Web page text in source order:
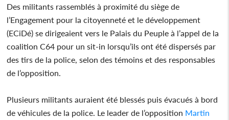
Des militants rassemblés à proximité du siège de
l’Engagement pour la citoyenneté et le développement
(ECiDé) se dirigeaient vers le Palais du Peuple à l’appel de la
coalition C64 pour un sit-in lorsqu’ils ont été dispersés par
des tirs de la police, selon des témoins et des responsables
de l’opposition.
Plusieurs militants auraient été blessés puis évacués à bord
de véhicules de la police. Le leader de l’opposition Martin